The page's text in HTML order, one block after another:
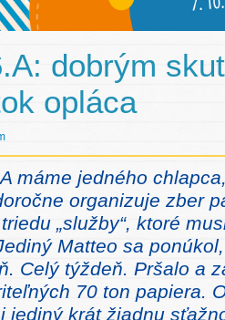
dobrým
opláca
máme jedného
organizuje zber
„služby“, ktoré
Matteo sa
Celý týždeň. Pršalo a
70 ton papiera.
jediný krát žiadnu